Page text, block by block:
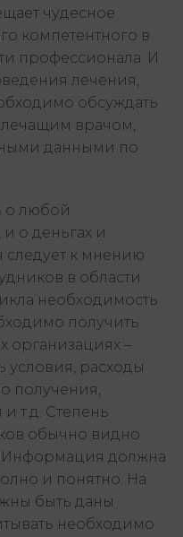
чудесное
компетентного в
профессионала. И
лечения,
обсуждать
лечащим врачом,
данными по
о любой
о деньгах и
следует к мнению
в области
необходимость
получить
организациях –
расходы
получения,
т.д. Степень
обычно видно
Информация должна
и понятно. На
быть даны
необходимо